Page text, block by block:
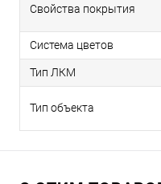
Свойства покрытия
Система цветов
Тип ЛКМ
Тип объекта